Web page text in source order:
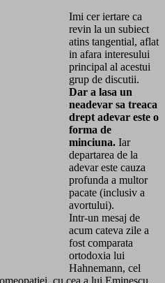
Imi cer iertare ca
revin la un subiect
atins tangential, aflat
in afara interesului
principal al acestui
grup de discutii.
Dar a lasa un
neadevar sa treaca
drept adevar este o
forma de
minciuna. Iar
departarea de la
adevar este cauza
profunda a multor
pacate (inclusiv a
avortului).
Intr-un mesaj de
acum cateva zile a
fost comparata
ortodoxia lui
Hahnemann, cel